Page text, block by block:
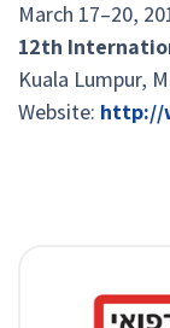
March 17–20,
12th
Kuala Lumpur,
Website: http://